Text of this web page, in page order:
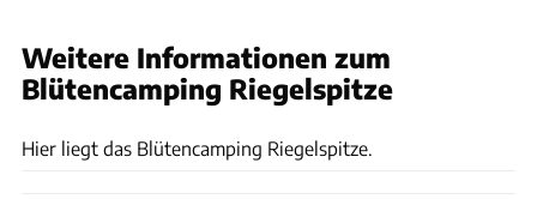
Weitere Informationen zum
Blütencamping Riegelspitze
Hier liegt das Blütencamping Riegelspitze.